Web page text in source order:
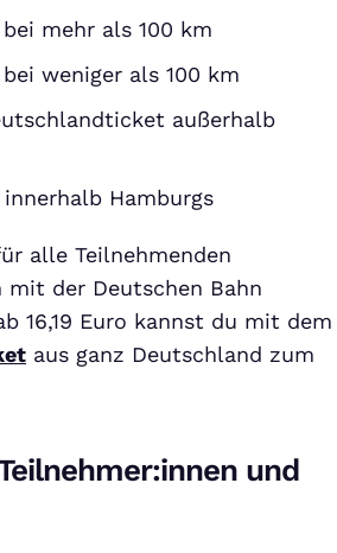
bei mehr als 100 km
bei weniger als 100 km
außerhalb
innerhalb Hamburgs
alle Teilnehmenden
mit der Deutschen Bahn
16,19 Euro kannst du mit dem
aus ganz Deutschland zum
und